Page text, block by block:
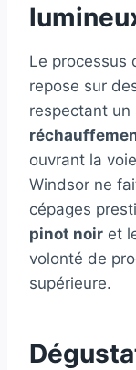
Le processus
repose sur
respectant un
ouvrant la
Windsor ne
cépages
pinot noir et
volonté de
supérieure.